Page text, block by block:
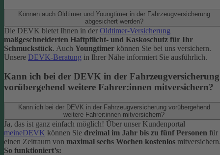
Können auch Oldtimer und Youngtimer in der Fahrzeugversicherung
abgesichert werden?
Die DEVK bietet Ihnen in der Oldtimer-Versicherung
maßgeschneiderten Haftpflicht- und Kaskoschutz für Ihr
Schmuckstück. Auch Youngtimer können Sie bei uns versichern.
Unsere DEVK-Beratung in Ihrer Nähe informiert Sie ausführlich.
Kann ich bei der DEVK in der Fahrzeugversicherung
vorübergehend weitere Fahrer:innen mitversichern?
Kann ich bei der DEVK in der Fahrzeugversicherung vorübergehend
weitere Fahrer:innen mitversichern?
Ja, das ist ganz einfach möglich! Über unser Kundenportal
meineDEVK können Sie dreimal im Jahr bis zu fünf Personen für
einen Zeitraum von maximal sechs Wochen kostenlos
So funktioniert’s: